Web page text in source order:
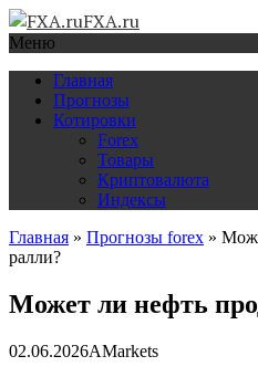
FXA.ru
Меню
Главная
Прогнозы
Котировки
Forex
Товары
Криптовалюта
Индексы
Главная » Прогнозы forex »
ралли?
Может ли нефть
02.06.2026AMarkets